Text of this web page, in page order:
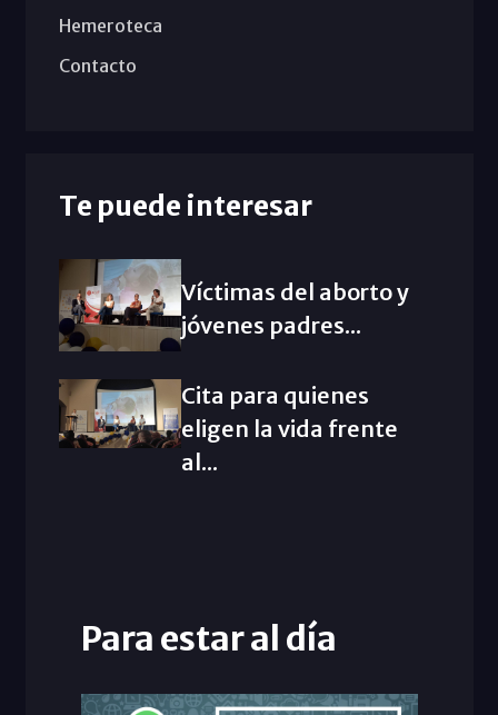
Hemeroteca
Contacto
Te puede interesar
Víctimas del aborto y
jóvenes padres...
Cita para quienes
eligen la vida frente
al...
Para estar al día